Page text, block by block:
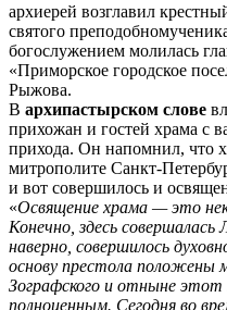
архиерей возглавил
святого
богослужением молилась
«Приморское городское
Рыжова.
В архипастырском слове
прихожан и гостей храма с
прихода. Он напомнил, что
митрополите Санкт-
и вот совершилось и
«Освящение храма — это
Конечно, здесь совершалась
наверно, совершилось
основу престола положены
Зографского и отныне
полноценным. Сегодня во